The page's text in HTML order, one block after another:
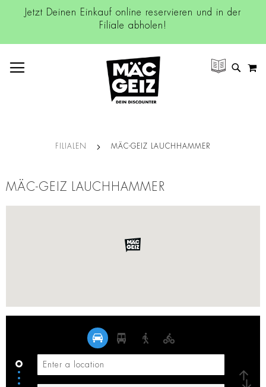
Jetzt Deinen Einkauf online reservieren und in der
Filiale abholen!
SUCHE
FILIALEN MÄC-GEIZ LAUCHHAMMER
MÄC-GEIZ LAUCHHAMMER